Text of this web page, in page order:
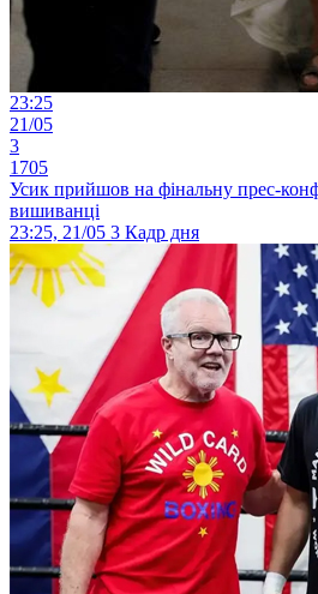
23:25
21/05
3
1705
Усик прийшов на фінальну прес-
вишиванці
23:25, 21/05 3 Кадр дня